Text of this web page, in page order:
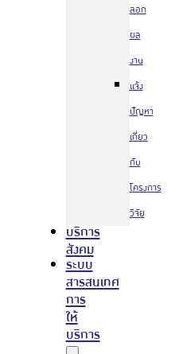
ลอก
ผล
งาน
แจ้ง
ปัญหา
เกี่ยว
กับ
โครงการ
วิจัย
บริการ
สังคม
ระบบ
สารสนเทศ
การ
ให้
บริการ